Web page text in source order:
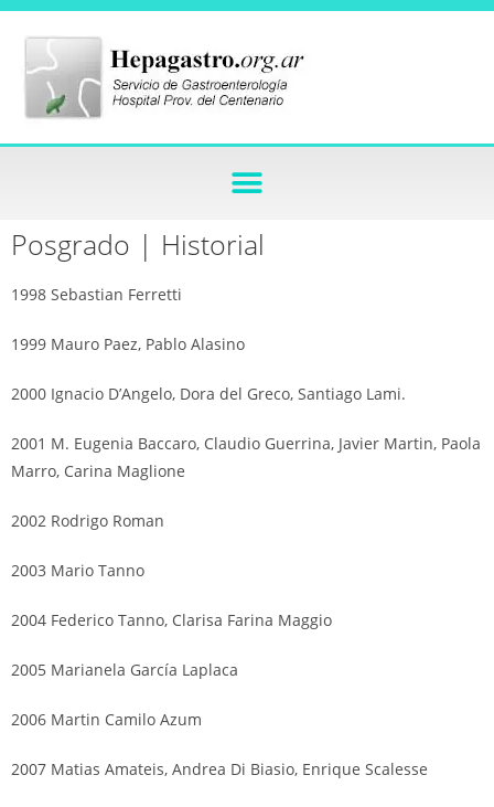
Posgrado | Historial
1998 Sebastian Ferretti
1999 Mauro Paez, Pablo Alasino
2000 Ignacio D’Angelo, Dora del Greco, Santiago Lami.
2001 M. Eugenia Baccaro, Claudio Guerrina, Javier Martin, Paola
Marro, Carina Maglione
2002 Rodrigo Roman
2003 Mario Tanno
2004 Federico Tanno, Clarisa Farina Maggio
2005 Marianela García Laplaca
2006 Martin Camilo Azum
2007 Matias Amateis, Andrea Di Biasio, Enrique Scalesse